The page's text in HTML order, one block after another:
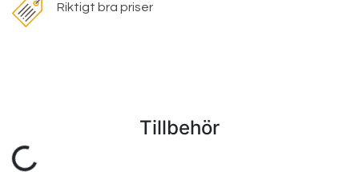
Riktigt bra priser
Tillbehör